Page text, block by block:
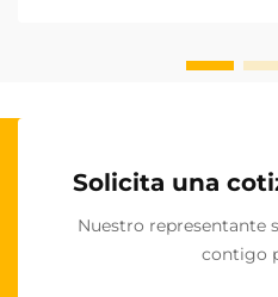
Solicita una
Nuestro representante
contigo